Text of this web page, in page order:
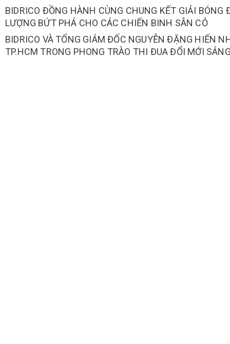
BIDRICO ĐỒNG HÀNH CÙNG CHUNG KẾT GIẢI
LƯỢNG BỨT PHÁ CHO CÁC CHIẾN BINH SÂN CỎ
BIDRICO VÀ TỔNG GIÁM ĐỐC NGUYỄN ĐẶNG HIẾN
TP.HCM TRONG PHONG TRÀO THI ĐUA ĐỔI MỚI